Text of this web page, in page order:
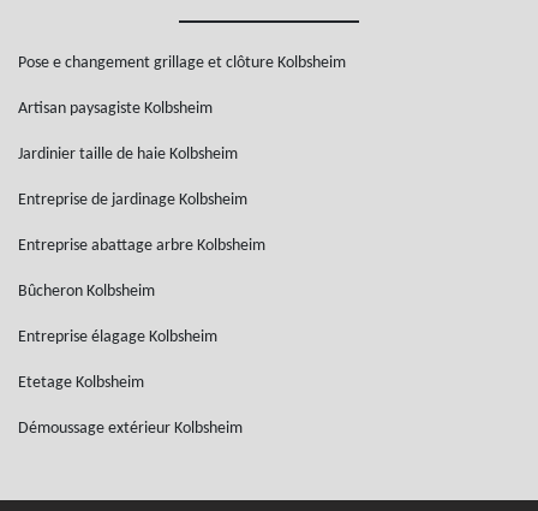
Pose e changement grillage et clôture Kolbsheim
Artisan paysagiste Kolbsheim
Jardinier taille de haie Kolbsheim
Entreprise de jardinage Kolbsheim
Entreprise abattage arbre Kolbsheim
Bûcheron Kolbsheim
Entreprise élagage Kolbsheim
Etetage Kolbsheim
Démoussage extérieur Kolbsheim